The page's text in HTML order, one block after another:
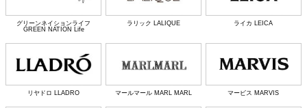
グリーンネイションライフ
GREEN NATION Life
ラリック LALIQUE ライカ LEICA
リヤドロ LLADRO マールマール MARL MARL マービス MARVIS